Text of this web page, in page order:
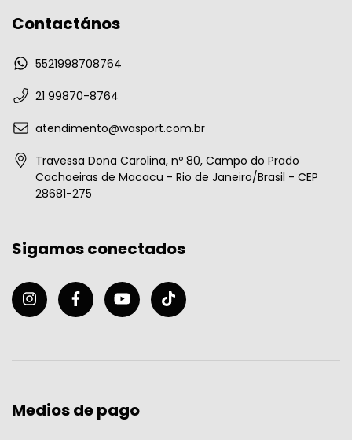
Contactános
5521998708764
21 99870-8764
atendimento@wasport.com.br
Travessa Dona Carolina, nº 80, Campo do Prado
Cachoeiras de Macacu - Rio de Janeiro/Brasil - CEP
28681-275
Sigamos conectados
Medios de pago